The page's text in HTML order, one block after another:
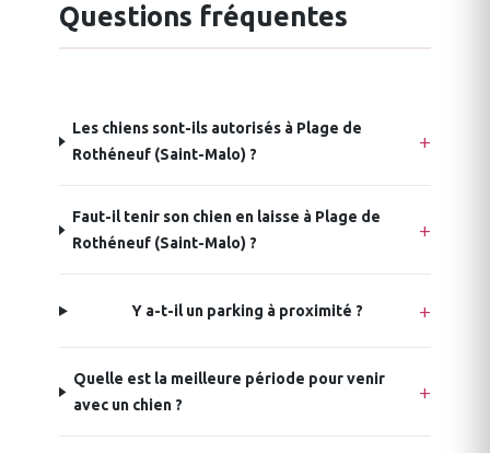
Questions fréquentes
Les chiens sont-ils autorisés à Plage de
Rothéneuf (Saint-Malo) ?
Faut-il tenir son chien en laisse à Plage de
Rothéneuf (Saint-Malo) ?
Y a-t-il un parking à proximité ?
Quelle est la meilleure période pour venir
avec un chien ?